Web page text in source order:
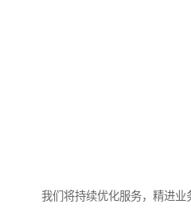
我们将持续优化服务，精进